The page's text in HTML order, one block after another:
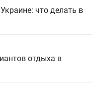
что делать в
отдыха в